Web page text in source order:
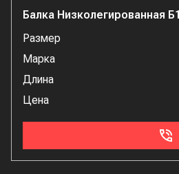
Балка Низколегированная Б1
Размер
Марка
Длина
Цена